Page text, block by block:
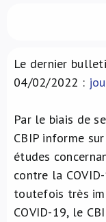
NL
Le dernier
04/02/2022 :
Par le biais de
CBIP informe
études
contre la
toutefois très
COVID-19, le